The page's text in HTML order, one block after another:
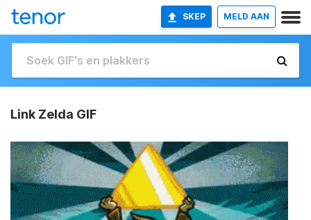
SKEP MELD AAN
Link Zelda GIF